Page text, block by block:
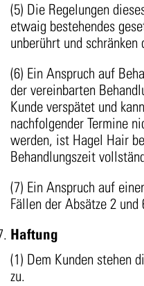
(5) Die Regelungen
etwaig bestehendes
unberührt und
(6) Ein Anspruch auf
der vereinbarten
Kunde verspätet und
nachfolgender Termine
werden, ist Hagel Hair
Behandlungszeit
(7) Ein Anspruch auf
Fällen der Absätze 2 und
Haftung
(1) Dem Kunden stehen
zu.